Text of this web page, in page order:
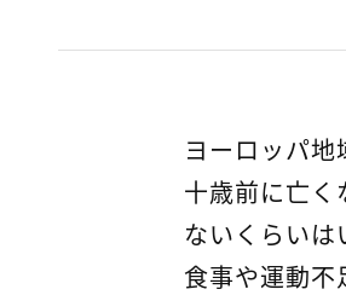
ヨーロッパ
十歳前に亡
ないくらい
食事や運動